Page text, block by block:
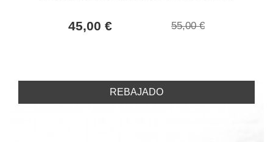
45,00 € 55,00 €
REBAJADO